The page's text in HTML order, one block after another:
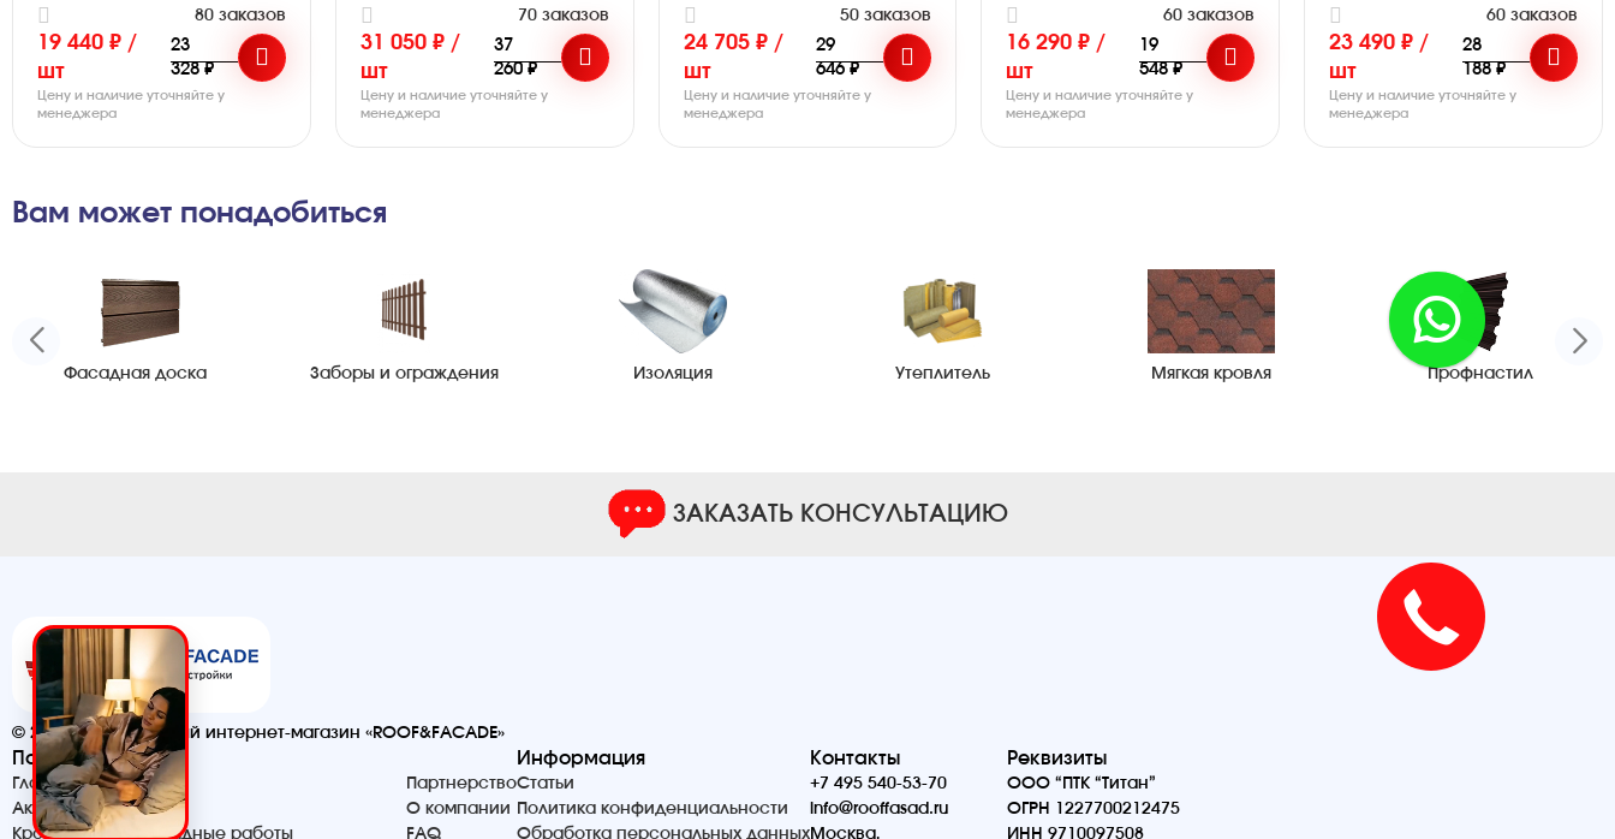
80 заказов
19 440 ₽ /
шт
23
328 ₽
Цену и наличие уточняйте у
менеджера
70 заказов
31 050 ₽ /
шт
37
260 ₽
Цену и наличие уточняйте у
менеджера
50 заказов
24 705 ₽ /
шт
29
646 ₽
Цену и наличие уточняйте у
менеджера
60 заказов
16 290 ₽ /
шт
19
548 ₽
Цену и наличие уточняйте у
менеджера
60 заказов
23 490 ₽ /
шт
28
188 ₽
Цену и наличие уточняйте у
менеджера
Вам может понадобиться
Фасадная доска Заборы и ограждения Изоляция Утеплитель Мягкая кровля Профнастил
ЗАКАЗАТЬ КОНСУЛЬТАЦИЮ
© 2026. Строительный интернет-магазин «ROOF&FACADE»
Помощь
Главная
Акции и скидки
Кровельные и фасадные работы
Партнерство
О компании
FAQ
Информация
Статьи
Политика конфиденциальности
Обработка персональных данных
Контакты
+7 495 540-53-70
info@rooffasad.ru
Москва,
Реквизиты
ООО “ПТК “Титан”
ОГРН 1227700212475
ИНН 9710097508